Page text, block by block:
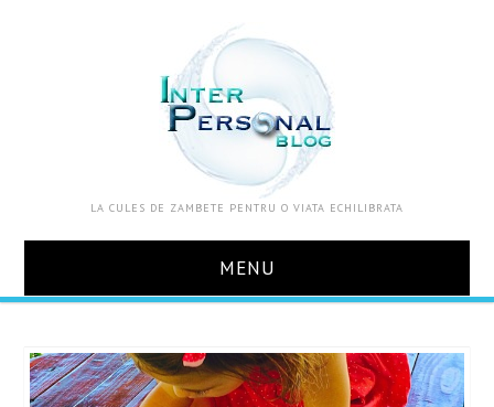
LA CULES DE ZAMBETE PENTRU O VIATA ECHILIBRATA
MENU
DESPRE MINE